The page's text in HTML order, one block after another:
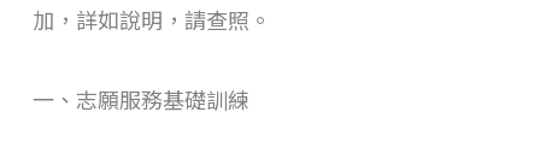
加，詳如說明，請查照。
一、志願服務基礎訓練